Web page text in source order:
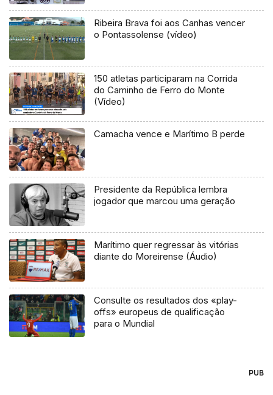
Ribeira Brava foi aos Canhas vencer
o Pontassolense (vídeo)
150 atletas participaram na Corrida
do Caminho de Ferro do Monte
(Vídeo)
Camacha vence e Marítimo B perde
Presidente da República lembra
jogador que marcou uma geração
Marítimo quer regressar às vitórias
diante do Moreirense (Áudio)
Consulte os resultados dos «play-
offs» europeus de qualificação
para o Mundial
PUB